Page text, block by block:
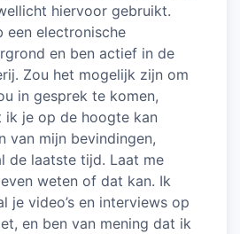
hiervoor gebruikt.
een electronische
en ben actief in de
Zou het mogelijk zijn om
in gesprek te komen,
ik je op de hoogte kan
van mijn bevindingen,
de laatste tijd. Laat me
weten of dat kan. Ik
je video’s en interviews op
en ben van mening dat ik